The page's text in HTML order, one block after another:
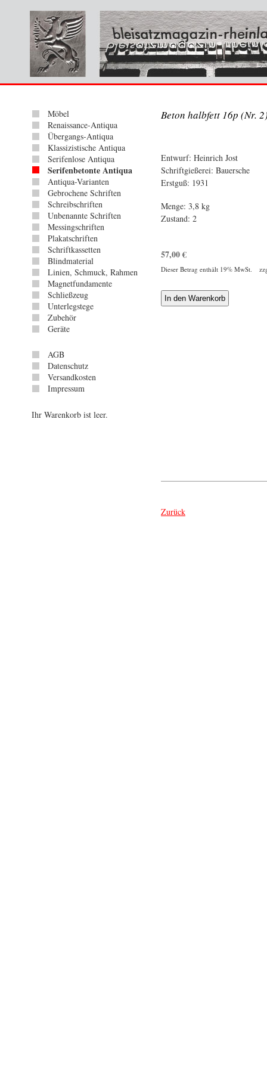
Möbel
Renaissance-Antiqua
Übergangs-Antiqua
Klassizistische Antiqua
Serifenlose Antiqua
Serifenbetonte Antiqua
Antiqua-Varianten
Gebrochene Schriften
Schreibschriften
Unbenannte Schriften
Messingschriften
Plakatschriften
Schriftkassetten
Blindmaterial
Linien, Schmuck, Rahmen
Magnetfundamente
Schließzeug
Unterlegstege
Zubehör
Geräte
AGB
Datenschutz
Versandkosten
Impressum
Ihr Warenkorb ist leer.
Beton halbfett 16p (Nr.
Entwurf: Heinrich Jost
Schriftgießerei: Bauersche
Erstguß: 1931
Menge: 3,8 kg
Zustand: 2
57,00€
Dieser Betrag enthält 19% MwSt.
Zurück